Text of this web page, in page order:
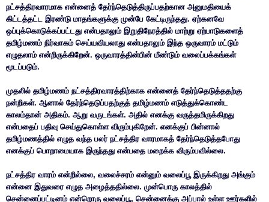
நட்சத்திரவாரமாக என்னைத் தேர்ந்தெடுத்திருப்பதற்கான அனுமதியைக்
கிட்டத்தட்ட இரண்டு மாதங்களுக்கு முன்பே கேட்டிருந்தது. ஏற்கனவே
ஒப்புக்கொடுக்கப்பட்டது என்பதாலும் இறுதிநேரத்தில் மாற்று ஏற்பாடுகளைத்
தமிழ்மணம் நிர்வாகம் செய்யவியலாது என்பதாலும் இந்த ஒருவாரம் மட்டும்
எழுதலாம் என்றிருக்கிறேன். ஒருவாரத்தின்பின் மீண்டும் வலைப்பக்கங்கள்
மூடப்படும்.
முதலில் தமிழ்மணம் நட்சத்திரவாரத்திற்காக என்னைத் தேர்ந்தெடுத்ததற்கு
நன்றிகள். ஆனால் தேர்ந்தெடுப்பதற்குத் தமிழ்மணம் எடுத்துக்கொண்ட
காலம்தான் அதிகம். ஆறு வருடங்கள். அதில் எனக்கு வருத்தமிருக்கிறது
என்பதைப் பதிவு செய்துகொள்ள விரும்புகிறேன். எனக்குப் பின்னால்
தமிழ்மணத்தில் எழுத வந்த பலர் நட்சத்திர வாரமாகத் தேர்ந்தெடுத்தபோது
எனக்குப் பொறாமையாக இருந்தது என்பதை மறைக்க விரும்பவில்லை.
நட்சத்திர வாரம் என்றில்லை, வலைச்சரம் என்னும் வலைப்பூ இருக்கிறது அங்கும்
என்னை இதுவரை எழுத அழைத்ததில்லை. முன்பொரு காலத்தில்
சென்னைப்பட்டினம் என்றொரு வலைப்பூ, சென்னைக்கு அப்பால் உள்ள ஊர்களில்